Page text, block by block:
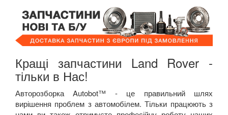
Кращі запчастини Land Rover -
тільки в Нас!
Авторозборка Autobot™ - це правильний шлях
вирішення проблем з автомобілем. Тільки працюють з